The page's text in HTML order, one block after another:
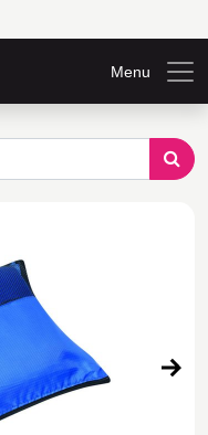
Menu